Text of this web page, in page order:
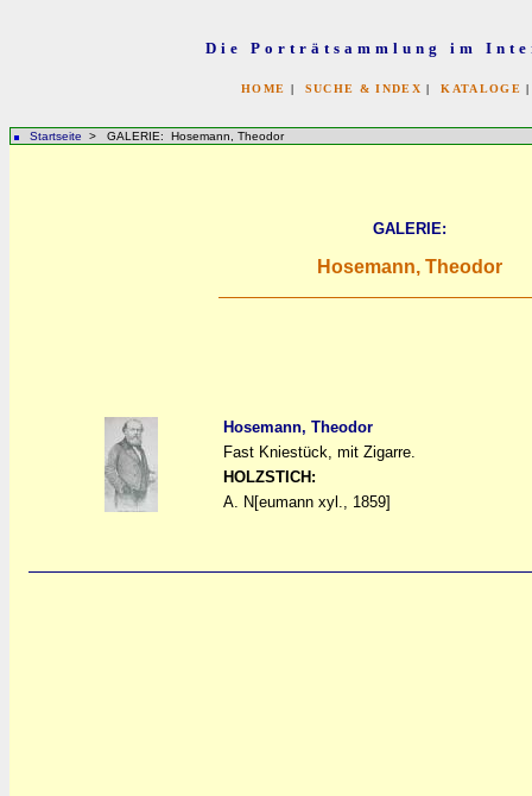
Die Porträtsammlung im
HOME | SUCHE & INDEX |KATALOGE
Startseite > GALERIE: Hosemann, Theodor
GALERIE:
Hosemann, Theodor
Hosemann, Theodor
Fast Kniestück, mit Zigarre.
HOLZSTICH:
A. N[eumann xyl., 1859]